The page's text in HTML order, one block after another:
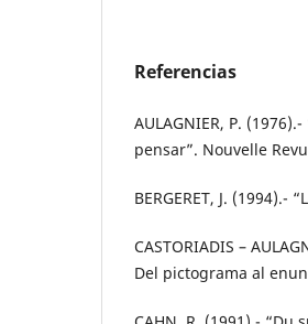
Referencias
AULAGNIER, P.
pensar”. Nouvelle
BERGERET, J. (1994).-
CASTORIADIS –
Del pictograma al